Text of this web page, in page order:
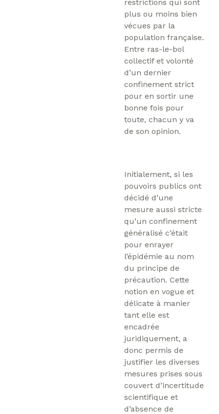
restrictions qui sont
plus ou moins bien
vécues par la
population française.
Entre ras-le-bol
collectif et volonté
d’un dernier
confinement strict
pour en sortir une
bonne fois pour
toute, chacun y va
de son opinion.
Initialement, si les
pouvoirs publics ont
décidé d’une
mesure aussi stricte
qu’un confinement
généralisé c’était
pour enrayer
l’épidémie au nom
du principe de
précaution. Cette
notion en vogue et
délicate à manier
tant elle est
encadrée
juridiquement, a
donc permis de
justifier les diverses
mesures prises sous
couvert d’incertitude
scientifique et
d’absence de